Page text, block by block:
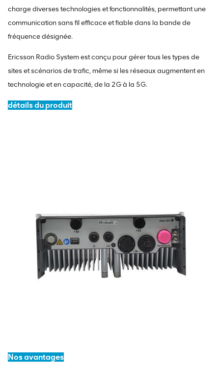
charge diverses technologies et fonctionnalités, permettant une
communication sans fil efficace et fiable dans la bande de
fréquence désignée.
Ericsson Radio System est conçu pour gérer tous les types de
sites et scénarios de trafic, même si les réseaux augmentent en
technologie et en capacité, de la 2G à la 5G.
détails du produit
Nos avantages